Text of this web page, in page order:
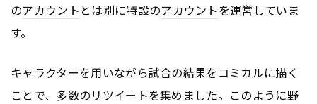
のアカウント とは別に特設のアカウントを運営していま
す。
キャラクターを用いながら試合の結果をコミカルに描く
ことで、多数のリツイートを集めました。このように野